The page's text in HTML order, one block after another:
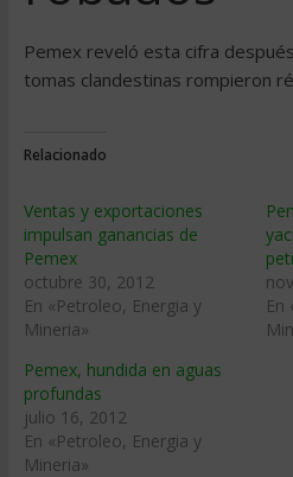
Pemex reveló esta cifra
tomas clandestinas rompieron
Relacionado
Ventas y exportaciones
impulsan ganancias de
Pemex
octubre 30, 2012
En «Petroleo, Energia y
Mineria»
En
Pemex, hundida en aguas
profundas
julio 16, 2012
En «Petroleo, Energia y
Mineria»